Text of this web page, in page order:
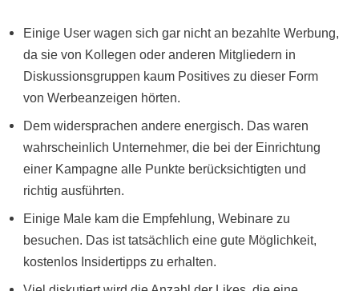
Einige User wagen sich gar nicht an bezahlte Werbung,
da sie von Kollegen oder anderen Mitgliedern in
Diskussionsgruppen kaum Positives zu dieser Form
von Werbeanzeigen hörten.
Dem widersprachen andere energisch. Das waren
wahrscheinlich Unternehmer, die bei der Einrichtung
einer Kampagne alle Punkte berücksichtigten und
richtig ausführten.
Einige Male kam die Empfehlung, Webinare zu
besuchen. Das ist tatsächlich eine gute Möglichkeit,
kostenlos Insidertipps zu erhalten.